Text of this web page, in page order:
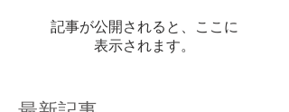
記事が公開されると、ここに
表示されます。